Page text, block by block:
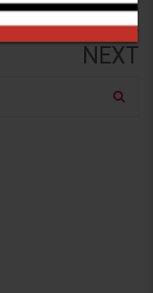
MOHAMED
NEXT